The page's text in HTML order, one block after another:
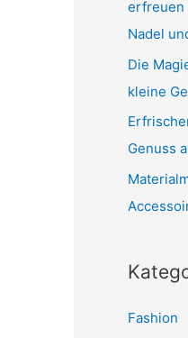
h
:
erfreuen
Nadel
Die
kleine
Genuss
Fashion